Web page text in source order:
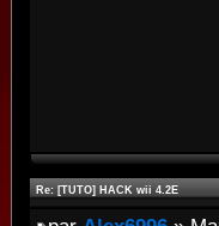
Re: [TUTO] HACK wii 4.2E